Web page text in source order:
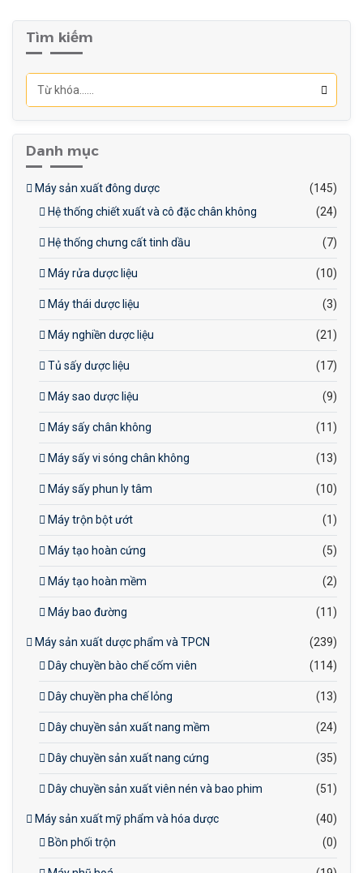
mà vẫn đảm bảo hiệu quả
sản xuất.
Tăng cường năng suất:
Máy giúp tăng tốc độ đóng
trình sản xuất nhanh chóng
và hiệu quả hơn so với việc
cầu sản xuất vừa phải.
Tìm kiếm
Danh mục
Máy sản xuất đông dược
(145)
Hệ thống chiết xuất và cô đặc chân không
(24)
Hệ thống chưng cất tinh dầu (7)
Máy rửa dược liệu (10)
Máy thái dược liệu (3)
Máy nghiền dược liệu (21)
Tủ sấy dược liệu (17)
Máy sao dược liệu (9)
Máy sấy chân không (11)
Máy sấy vi sóng chân không (13)
Máy sấy phun ly tâm (10)
Máy trộn bột ướt (1)
Máy tạo hoàn cứng (5)
Máy tạo hoàn mềm (2)
Máy bao đường (11)
Máy sản xuất dược phẩm và TPCN
(239)
Dây chuyền bào chế cốm viên
(114)
Dây chuyền pha chế lỏng (13)
Dây chuyền sản xuất nang mềm (24)
Dây chuyền sản xuất nang cứng (35)
Dây chuyền sản xuất viên nén và bao phim (51)
Máy sản xuất mỹ phẩm và hóa dược
(40)
Bồn phối trộn
(0)